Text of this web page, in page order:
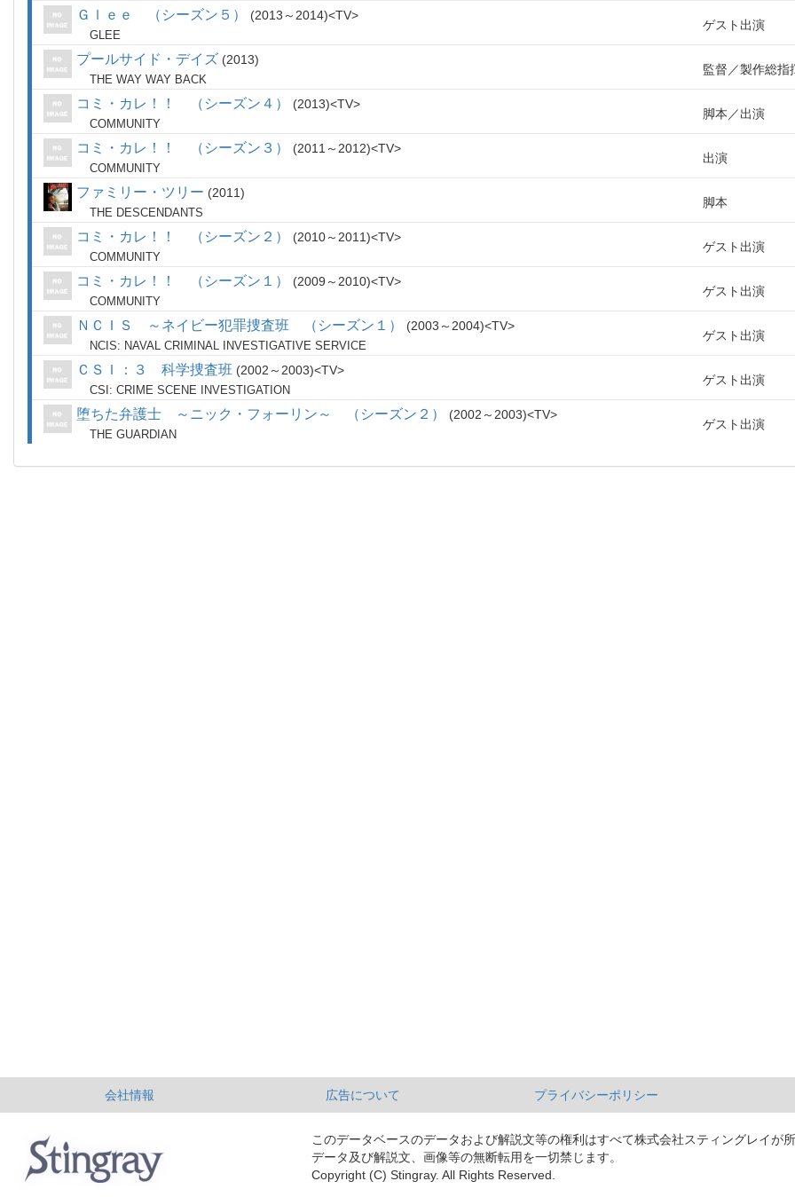
Ｇｌｅｅ （シーズン５） 2013～2014 TV
GLEE
ゲスト出演
プールサイド・デイズ 2013
THE WAY WAY BACK
監督 製作総指
コミ・カレ！！ （シーズン４） 2013 TV
COMMUNITY
脚本 出演
コミ・カレ！！ （シーズン３） 2011～2012 TV
COMMUNITY
出演
ファミリー・ツリー 2011
THE DESCENDANTS
脚本
コミ・カレ！！ （シーズン２） 2010～2011 TV
COMMUNITY
ゲスト出演
コミ・カレ！！ （シーズン１） 2009～2010 TV
COMMUNITY
ゲスト出演
ＮＣＩＳ ～ネイビー犯罪捜査班 （シーズン１） 2003～2004 TV
NCIS: NAVAL CRIMINAL INVESTIGATIVE SERVICE
ゲスト出演
ＣＳＩ：３ 科学捜査班 2002～2003 TV
CSI: CRIME SCENE INVESTIGATION
ゲスト出演
堕ちた弁護士 ～ニック・フォーリン～ （シーズン２） 2002～2003 TV
THE GUARDIAN
ゲスト出演
会社情報 広告について プライバシーポリシー
このデータベースのデータおよび解説文等の権利はすべて株式会社スティングレイが
データ及び解説文、画像等の無断転用を一切禁じます。
Copyright (C) Stingray. All Rights Reserved.